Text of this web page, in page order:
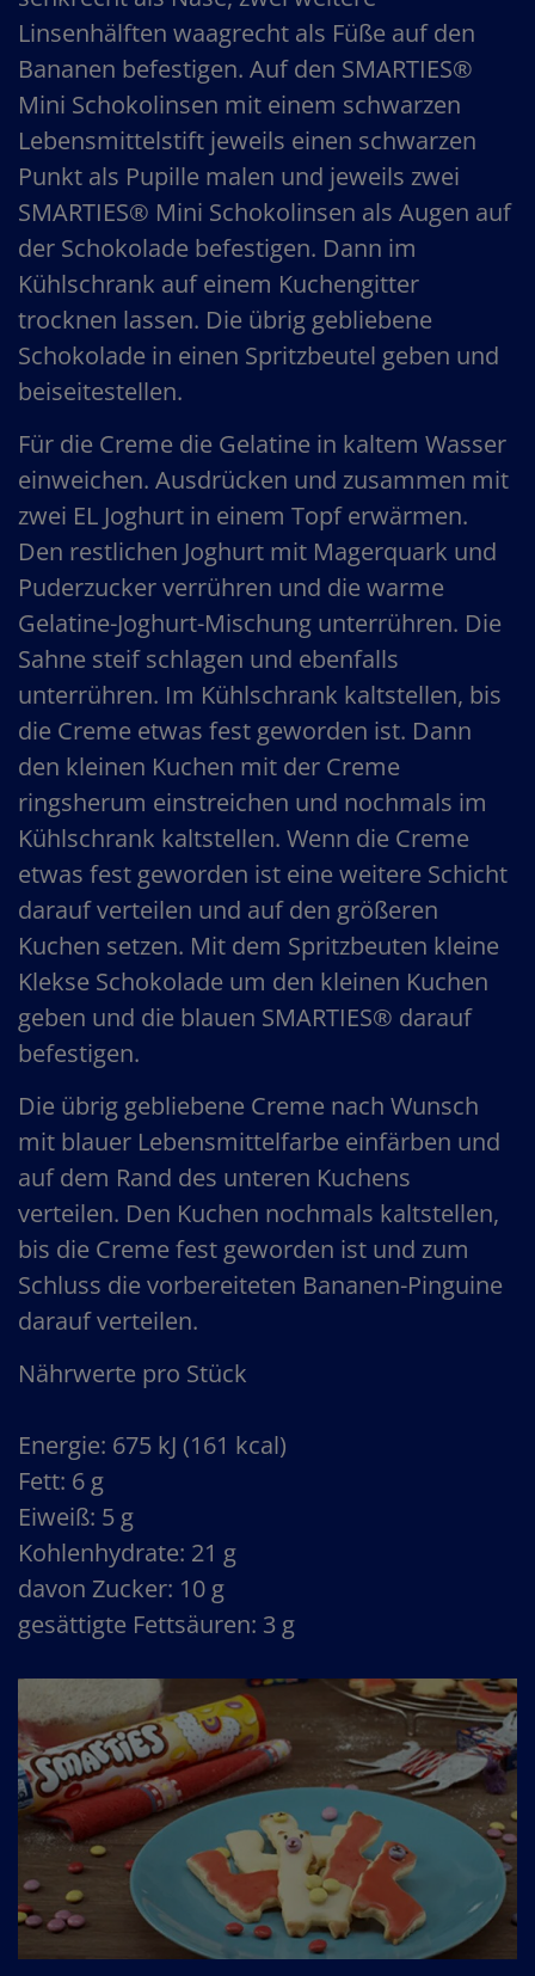
Linsenhälften waagrecht als Füße auf den
Bananen befestigen. Auf den SMARTIES®
Mini Schokolinsen mit einem schwarzen
Lebensmittelstift jeweils einen schwarzen
Punkt als Pupille malen und jeweils zwei
SMARTIES® Mini Schokolinsen als Augen auf
der Schokolade befestigen. Dann im
Kühlschrank auf einem Kuchengitter
trocknen lassen. Die übrig gebliebene
Schokolade in einen Spritzbeutel geben und
beiseitestellen.
Für die Creme die Gelatine in kaltem Wasser
einweichen. Ausdrücken und zusammen mit
zwei EL Joghurt in einem Topf erwärmen.
Den restlichen Joghurt mit Magerquark und
Puderzucker verrühren und die warme
Gelatine-Joghurt-Mischung unterrühren. Die
Sahne steif schlagen und ebenfalls
unterrühren. Im Kühlschrank kaltstellen, bis
die Creme etwas fest geworden ist. Dann
den kleinen Kuchen mit der Creme
ringsherum einstreichen und nochmals im
Kühlschrank kaltstellen. Wenn die Creme
etwas fest geworden ist eine weitere Schicht
darauf verteilen und auf den größeren
Kuchen setzen. Mit dem Spritzbeuten kleine
Klekse Schokolade um den kleinen Kuchen
geben und die blauen SMARTIES® darauf
befestigen.
Die übrig gebliebene Creme nach Wunsch
mit blauer Lebensmittelfarbe einfärben und
auf dem Rand des unteren Kuchens
verteilen. Den Kuchen nochmals kaltstellen,
bis die Creme fest geworden ist und zum
Schluss die vorbereiteten Bananen-Pinguine
darauf verteilen.
Nährwerte pro Stück
Energie: 675 kJ (161 kcal)
Fett: 6 g
Eiweiß: 5 g
Kohlenhydrate: 21 g
davon Zucker: 10 g
gesättigte Fettsäuren: 3 g